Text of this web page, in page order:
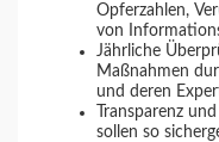
Opferzahlen,
von
Jährliche
Maßnahmen
und deren
Transparenz
sollen so